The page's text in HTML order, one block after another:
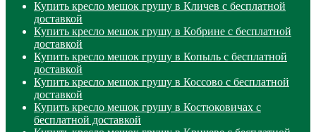
Купить кресло мешок грушу в Кличев с бесплатной
доставкой
Купить кресло мешок грушу в Кобрине с бесплатной
доставкой
Купить кресло мешок грушу в Копыль с бесплатной
доставкой
Купить кресло мешок грушу в Коссово с бесплатной
доставкой
Купить кресло мешок грушу в Костюковичах с
бесплатной доставкой